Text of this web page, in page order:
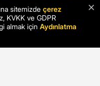
×
sitemizde çerez
KVKK ve GDPR
almak için Aydınlatma